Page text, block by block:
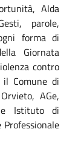
Alda
parole,
forma di
Giornata
contro
Comune di
AGe,
e Istituto di